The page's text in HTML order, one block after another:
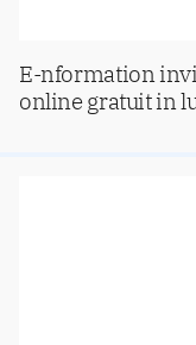
E-nformation
online gratuit in